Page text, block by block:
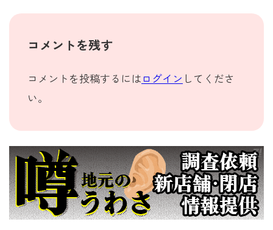
コメントを残す
コメントを投稿するには ログイン してくださ
い。